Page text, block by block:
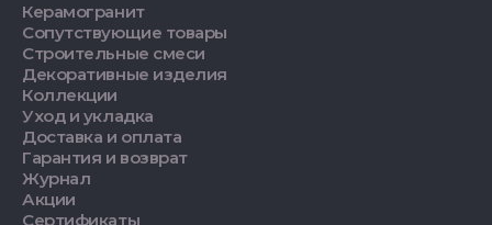
Керамогранит
Сопутствующие товары
Строительные смеси
Декоративные изделия
Коллекции
Уход и укладка
Доставка и оплата
Гарантия и возврат
Журнал
Акции
Сертификаты